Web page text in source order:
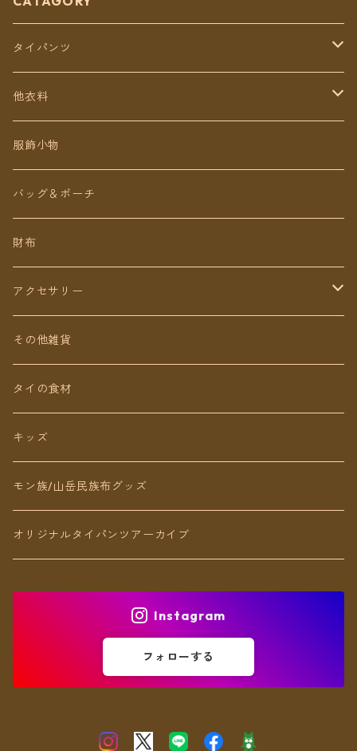
タイパンツ
定番無地タイパンツ
チェトオリジナル
ロング丈
ミディアム丈
ショート丈
Baby&Kids
他衣料
トップス
ワンピース
パンツ
スカート
キッズ
服飾小物
バッグ＆ポーチ
財布
アクセサリー
ピアス（イヤリング）
ネックレス
リング
ブレスレット
アンクレット
その他雑貨
タイの食材
キッズ
モン族/山岳民族布グッズ
オリジナルタイパンツアーカイブ
Instagram
フォローする